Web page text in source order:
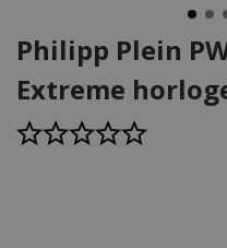
Philipp Plein
Extreme